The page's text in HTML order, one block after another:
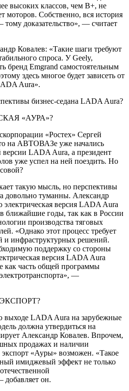
высоких классов, чем В+, не
моторов. Собственно, вся история
тому доказательство», — считает
Ковалев: «Такие шаги требуют
спроса. У Geely,
бренд Emgrand самостоятельным
здесь многое будет зависеть от
Aura».
«АУРА»?
«Ростех» Сергей
на АВТОВАЗе уже начались
версии LADA Aura, а президент
уже успел на ней поездить. Но
такую мысль, но перспективы
довольно туманны. Александр
электрическая версия LADA Aura
ближайшие годы, так как в России
производства тяговых
«Однако этот процесс требует
и инфраструктурных решений.
поддержку со стороны
версия LADA Aura
как часть общей программы
—
выходе LADA Aura на зарубежные
должна утвердиться на
Александр Ковалев. Впрочем,
продажах и наличии
экспорт «Ауры» возможен. «Такое
имиджевый эффект не только
он.